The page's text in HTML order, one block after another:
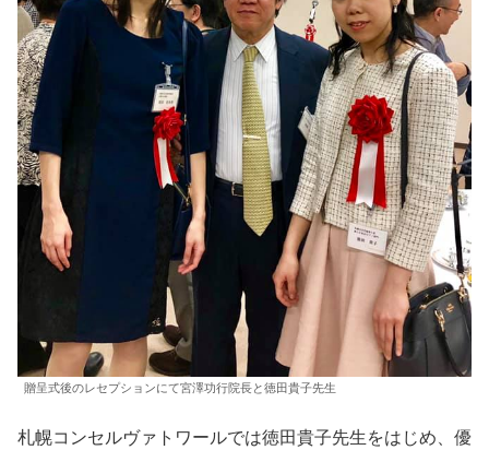
贈呈式後のレセプションにて宮澤功行院長と徳田貴子先生
札幌コンセルヴァトワールでは徳田貴子先生をはじめ、優